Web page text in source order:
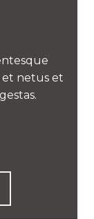
et netus et